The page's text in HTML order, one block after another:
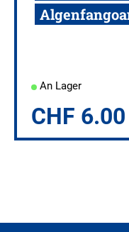
An Lager
CHF 6.00